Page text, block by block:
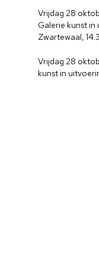
Vrijdag 28
Galerie kunst in
Zwartewaal,
Vrijdag 28
kunst in